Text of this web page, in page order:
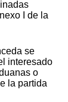
I de la
se
interesado
o
la partida